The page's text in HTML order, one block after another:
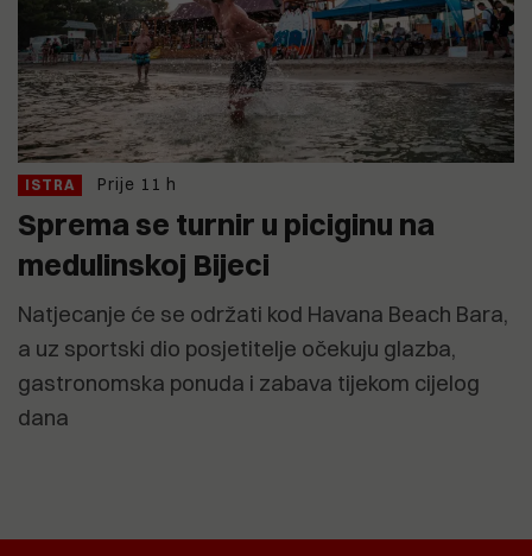
ISTRA Prije 11 h
Sprema se turnir u piciginu na
medulinskoj Bijeci
Natjecanje će se održati kod Havana Beach Bara,
a uz sportski dio posjetitelje očekuju glazba,
gastronomska ponuda i zabava tijekom cijelog
dana